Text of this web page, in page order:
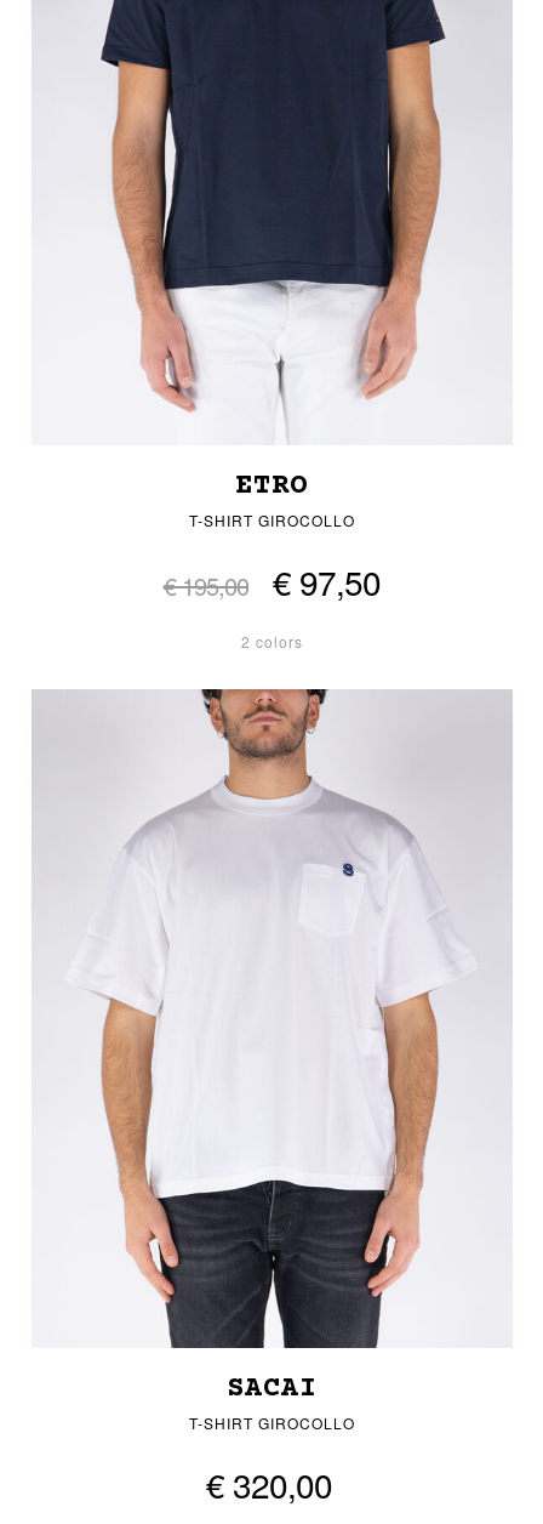
ETRO
T-SHIRT GIROCOLLO
€ 195,00 € 97,50
2 colors
SACAI
T-SHIRT GIROCOLLO
€ 320,00